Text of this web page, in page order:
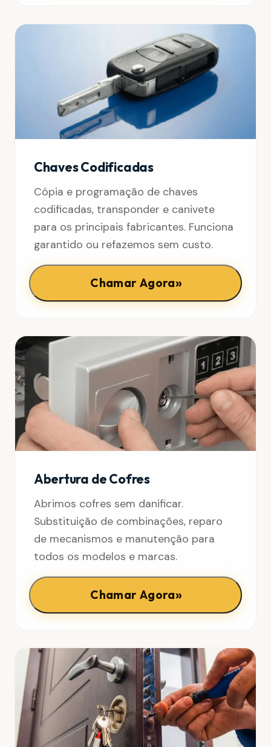
Chaves Codificadas
Cópia e programação de chaves
codificadas, transponder e canivete
para os principais fabricantes. Funciona
garantido ou refazemos sem custo.
Chamar Agora»
Abertura de Cofres
Abrimos cofres sem danificar.
Substituição de combinações, reparo
de mecanismos e manutenção para
todos os modelos e marcas.
Chamar Agora»